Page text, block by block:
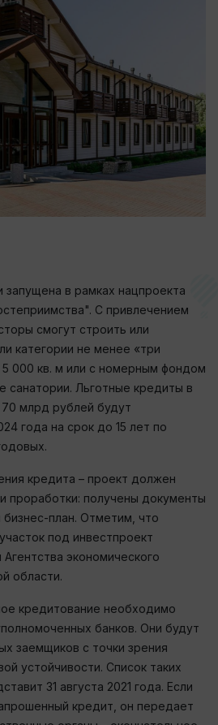
в рамках нацпроекта
С привлечением
смогут строить или
категории не менее «три
000 кв. м или с номерным фондом
санатории. Льготные кредиты в
млрд рублей будут
года на срок до 15 лет по
кредита – проект должен
проработки: получены документы
план. Отметим, что
под инвестпроект
экономического
области.⠀
кредитование необходимо
банков. Они будут
заемщиков с точки зрения
устойчивости. Список таких
31 августа 2021 года. Если
кредит, он передает